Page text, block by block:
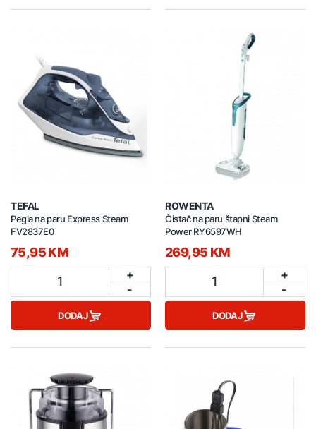
TEFAL
Pegla na paru Express Steam
FV2837E0
75,95 KM
1
+
-
DODAJ
ROWENTA
Čistač na paru štapni Steam
Power RY6597WH
269,95 KM
1
+
-
DODAJ